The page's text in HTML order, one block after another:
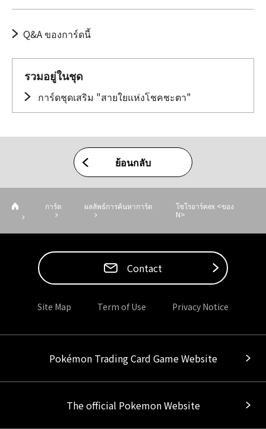
Q&A ของการ์ดนี้
รวมอยู่ในชุด
การ์ดชุดเสริม "สายใยแห่งโชคชะตา"
ย้อนกลับ
การ์ด ผลลัพธ์การค้นหาการ์ด
โซโรอาร์คex <ของ
N>
Contact
Site Map Term of Use Privacy Notice
Pokémon Trading Card Game Website
The official Pokemon Website